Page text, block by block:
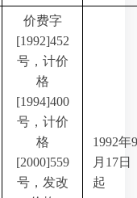
价费字
[1992]452
号，计价
格
[1994]400
号，计价
格
[2000]559
号，发改
1992年
月 17日
起